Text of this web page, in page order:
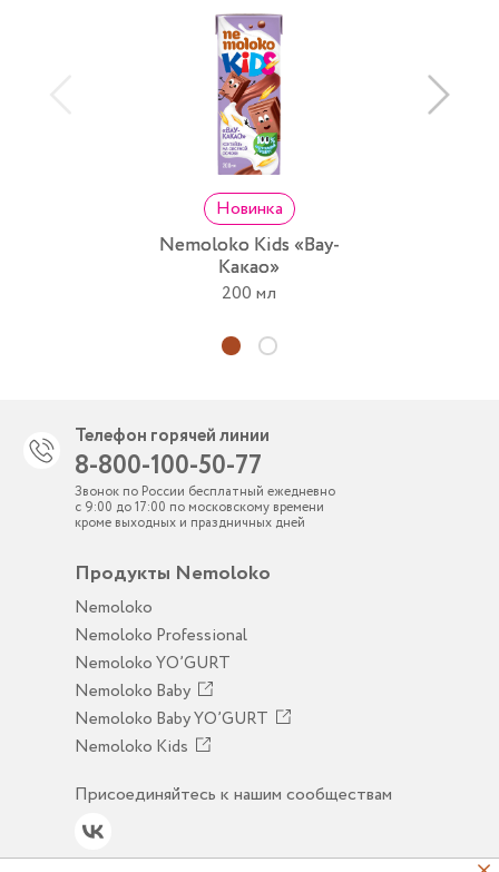
Новинка
Nemoloko Kids «Вау-
Какао»
200 мл
Телефон горячей линии
8-800-100-50-77
Звонок по России бесплатный ежедневно
с 9:00 до 17:00 по московскому времени
кроме выходных и праздничных дней
Продукты Nemoloko
Nemoloko
Nemoloko Professional
Nemoloko YO’GURT
Nemoloko Baby
Nemoloko Baby YO’GURT
Nemoloko Kids
Присоединяйтесь к нашим сообществам